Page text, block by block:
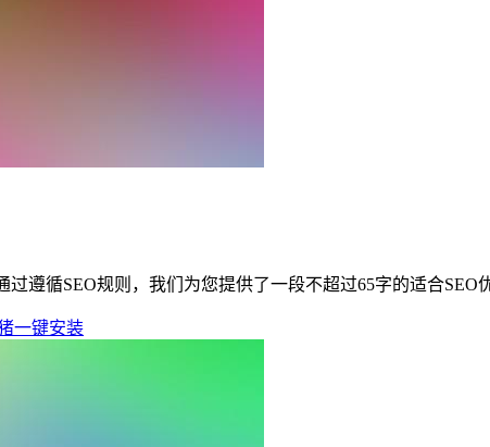
遵循SEO规则，我们为您提供了一段不超过65字的适合SEO
一键安装